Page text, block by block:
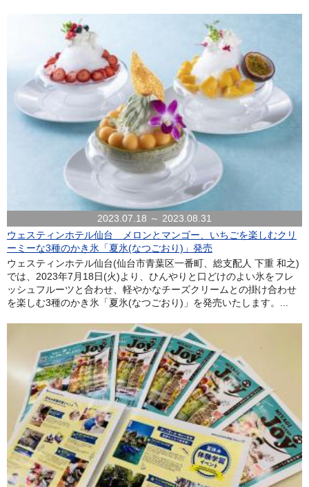
2023.07.18 ～ 2023.08.31
ウェスティンホテル仙台 メロンとマンゴー、いちごを楽しむクリ
ーミーな3種のかき氷「夏氷(なつごおり)」発売
ウェスティンホテル仙台(仙台市青葉区一番町、総支配人 下重 和之)
では、2023年7月18日(火)より、ひんやりと口どけのよい氷をフレ
ッシュフルーツと合わせ、軽やかなチーズクリームとの掛け合わせ
を楽しむ3種のかき氷「夏氷(なつごおり)」を発売いたします。...